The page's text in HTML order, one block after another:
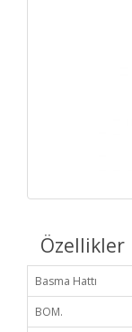
Özellikler
Basma Hattı
BOM.